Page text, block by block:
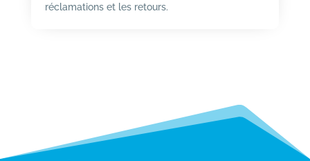
réclamations et les retours.